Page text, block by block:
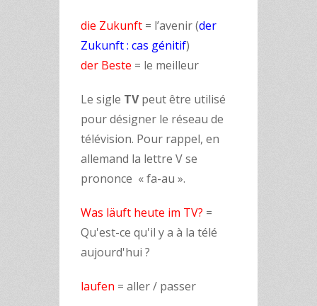
die Zukunft = l’avenir (der
Zukunft : cas génitif)
der Beste = le meilleur
Le sigle TVpeut être utilisé
pour désigner le réseau de
télévision. Pour rappel, en
allemand la lettre V se
prononce « fa-au ».
Was läuft heute im TV? =
Qu'est-ce qu'il y a à la télé
aujourd'hui ?
laufen = aller / passer